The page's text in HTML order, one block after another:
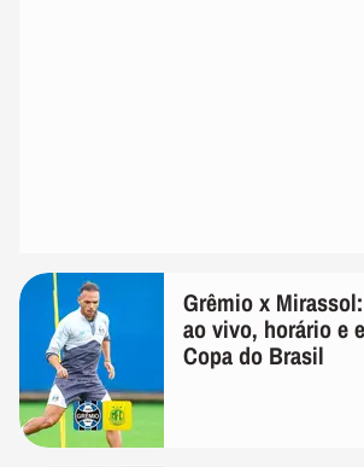
Grêmio x
ao vivo, horário e
Copa do Brasil